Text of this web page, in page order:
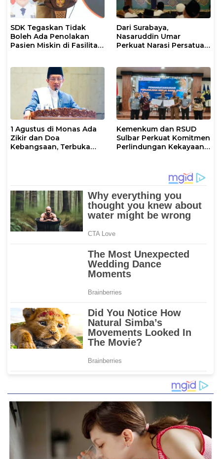
SDK Tegaskan Tidak
Boleh Ada Penolakan
Pasien Miskin di Fasilitas
Dari Surabaya,
Nasaruddin Umar
Perkuat Narasi Persatuan
1 Agustus di Monas Ada
Zikir dan Doa
Kebangsaan, Terbuka
Kemenkum dan RSUD
Sulbar Perkuat Komitmen
Perlindungan Kekayaan